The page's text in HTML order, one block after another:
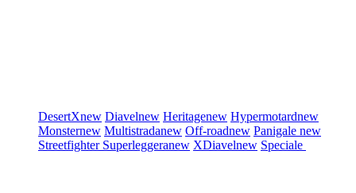
DesertXnew Diavelnew Heritagenew Hypermotardnew
Monsternew Multistradanew Off-roadnew Panigale new
Streetfighter Superleggeranew XDiavelnew Speciale